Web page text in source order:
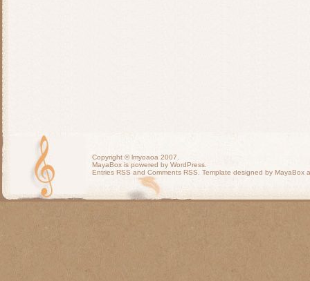
Copyright ©lmyoaoa 2007.
MayaBox is powered by WordPress.
Entries RSS and Comments RSS . Template designed by MayaBox